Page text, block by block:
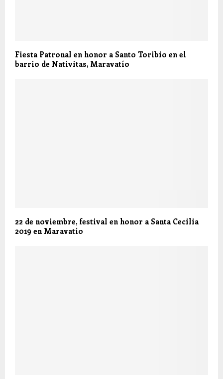
Fiesta Patronal en honor a Santo Toribio en el
barrio de Nativitas, Maravatío
22 de noviembre, festival en honor a Santa Cecilia
2019 en Maravatío